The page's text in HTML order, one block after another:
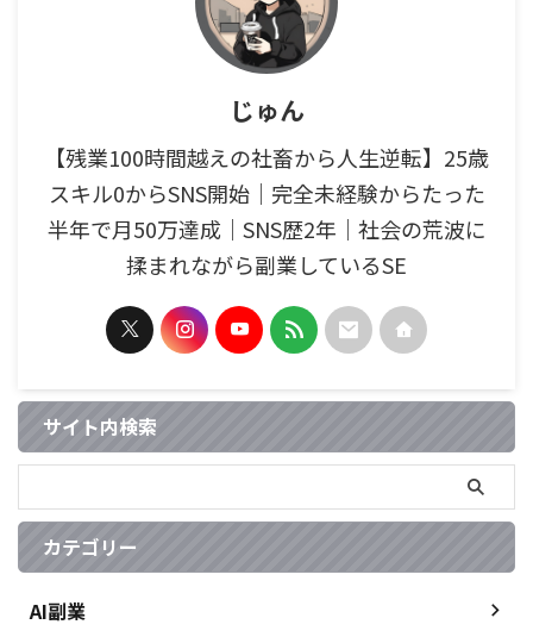
じゅん
【残業100時間越えの社畜から人生逆転】25歳
スキル0からSNS開始｜完全未経験からたった
半年で月50万達成｜SNS歴2年｜社会の荒波に
揉まれながら副業しているSE
サイト内検索
カテゴリー
AI副業